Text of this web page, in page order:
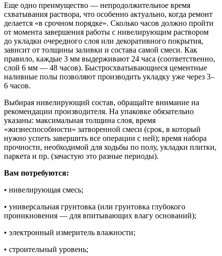
Еще одно преимущество — непродолжительное время
схватывания раствора, что особенно актуально, когда ремонт
делается «в срочном порядке». Сколько часов должно пройти
от момента завершения работы с нивелирующим раствором
до укладки очередного слоя или декоративного покрытия,
зависит от толщины заливки и состава самой смеси. Как
правило, каждые 3 мм выдерживают 24 часа (соответственно,
слой 6 мм — 48 часов). Быстросхватывающиеся цементные
наливные полы позволяют производить укладку уже через 3–
6 часов.
Выбирая нивелирующий состав, обращайте внимание на
рекомендации производителя. На упаковке обязательно
указаны: максимальная толщина слоя, время
«жизнеспособности» затворенной смеси (срок, в который
нужно успеть завершить все операции с ней); время набора
прочности, необходимой для ходьбы по полу, укладки плитки,
паркета и пр. (зачастую это разные периоды).
Вам потребуются:
• нивелирующая смесь;
• универсальная грунтовка (или грунтовка глубокого
проникновения — для впитывающих влагу оснований);
• электронный измеритель влажности;
• строительный уровень;